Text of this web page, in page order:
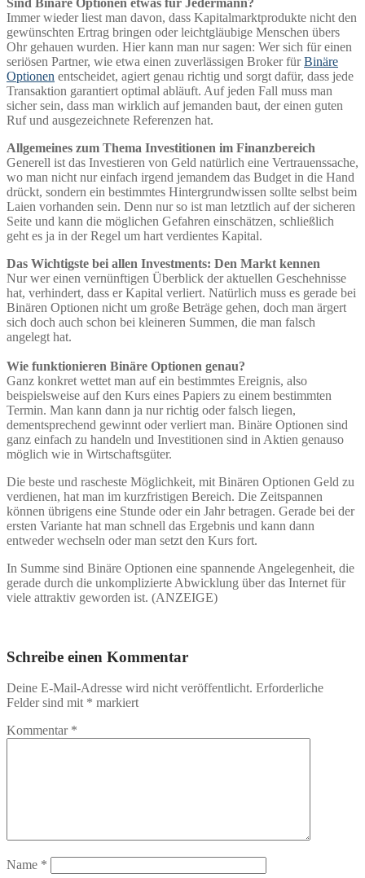
Immer wieder liest man davon, dass Kapitalmarktprodukte nicht den
gewünschten Ertrag bringen oder leichtgläubige Menschen übers
Ohr gehauen wurden. Hier kann man nur sagen: Wer sich für einen
seriösen Partner, wie etwa einen zuverlässigen Broker fürBinäre
Optionen entscheidet, agiert genau richtig und sorgt dafür, dass jede
Transaktion garantiert optimal abläuft. Auf jeden Fall muss man
sicher sein, dass man wirklich auf jemanden baut, der einen guten
Ruf und ausgezeichnete Referenzen hat.
Allgemeines zum Thema Investitionen im Finanzbereich
Generell ist das Investieren von Geld natürlich eine Vertrauenssache,
wo man nicht nur einfach irgend jemandem das Budget in die Hand
drückt, sondern ein bestimmtes Hintergrundwissen sollte selbst beim
Laien vorhanden sein. Denn nur so ist man letztlich auf der sicheren
Seite und kann die möglichen Gefahren einschätzen, schließlich
geht es ja in der Regel um hart verdientes Kapital.
Das Wichtigste bei allen Investments: Den Markt kennen
Nur wer einen vernünftigen Überblick der aktuellen Geschehnisse
hat, verhindert, dass er Kapital verliert. Natürlich muss es gerade bei
Binären Optionen nicht um große Beträge gehen, doch man ärgert
sich doch auch schon bei kleineren Summen, die man falsch
angelegt hat.
Wie funktionieren Binäre Optionen genau?
Ganz konkret wettet man auf ein bestimmtes Ereignis, also
beispielsweise auf den Kurs eines Papiers zu einem bestimmten
Termin. Man kann dann ja nur richtig oder falsch liegen,
dementsprechend gewinnt oder verliert man. Binäre Optionen sind
ganz einfach zu handeln und Investitionen sind in Aktien genauso
möglich wie in Wirtschaftsgüter.
Die beste und rascheste Möglichkeit, mit Binären Optionen Geld zu
verdienen, hat man im kurzfristigen Bereich. Die Zeitspannen
können übrigens eine Stunde oder ein Jahr betragen. Gerade bei der
ersten Variante hat man schnell das Ergebnis und kann dann
entweder wechseln oder man setzt den Kurs fort.
In Summe sind Binäre Optionen eine spannende Angelegenheit, die
gerade durch die unkomplizierte Abwicklung über das Internet für
viele attraktiv geworden ist. (ANZEIGE)
Schreibe einen Kommentar
Deine E-Mail-Adresse wird nicht veröffentlicht. Erforderliche
Felder sind mit * markiert
Kommentar *
Name *